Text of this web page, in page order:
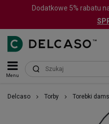
Dodatkowe 5% rabatu
Menu
Delcaso Torby Torebki